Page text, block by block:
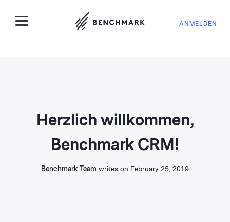
ANMELDEN
Herzlich willkommen,
Benchmark CRM!
Benchmark Team writes on February 25, 2019